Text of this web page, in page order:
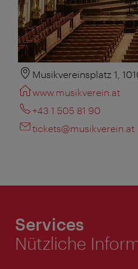
Musikvereinsplatz 1,
www.musikverein.at
+43 1 505 81 90
tickets@musikverein.at
Services
Nützliche